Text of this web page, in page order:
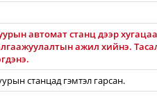
автомат станц дээр
ажил хийнэ.
станцад гэмтэл гарсан.